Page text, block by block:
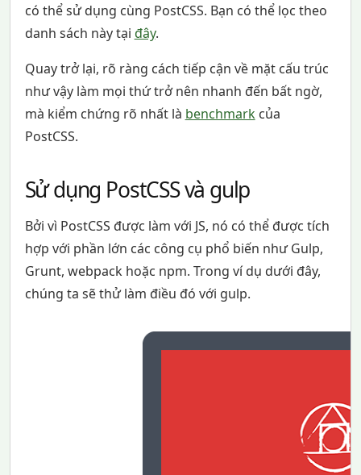
có thể sử dụng cùng PostCSS. Bạn có thể lọc theo
danh sách này tại đây.
Quay trở lại, rõ ràng cách tiếp cận về mặt cấu trúc
như vậy làm mọi thứ trở nên nhanh đến bất ngờ,
mà kiểm chứng rõ nhất là benchmarkcủa
PostCSS.
Sử dụng PostCSS và gulp
Bởi vì PostCSS được làm với JS, nó có thể được tích
hợp với phần lớn các công cụ phổ biến như Gulp,
Grunt, webpack hoặc npm. Trong ví dụ dưới đây,
chúng ta sẽ thử làm điều đó với gulp.